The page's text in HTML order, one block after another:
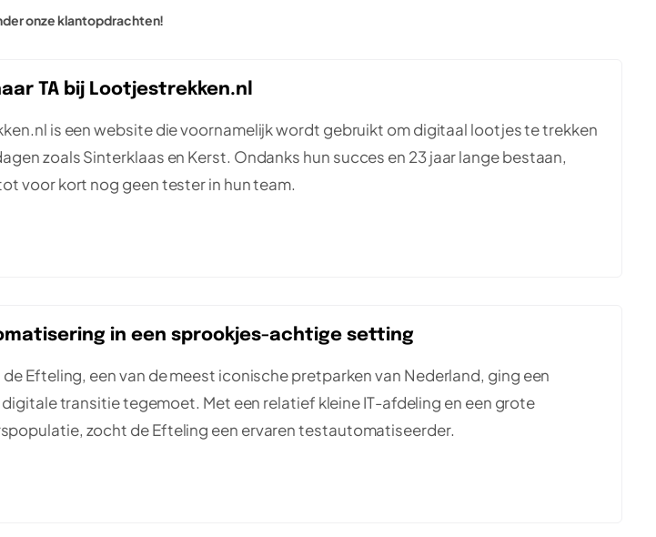
onze klantopdrachten!
TA bij Lootjestrekken.nl
is een website die voornamelijk wordt gebruikt om digitaal lootjes te trekken
zoals Sinterklaas en Kerst. Ondanks hun succes en 23 jaar lange bestaan,
voor kort nog geen tester in hun team.
in een sprookjes-achtige setting
de Efteling, een van de meest iconische pretparken van Nederland, ging een
transitie tegemoet. Met een relatief kleine IT-afdeling en een grote
zocht de Efteling een ervaren testautomatiseerder.